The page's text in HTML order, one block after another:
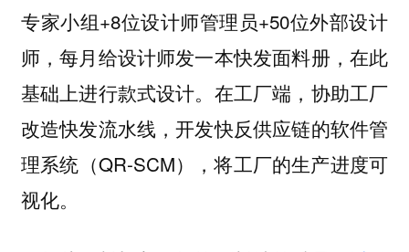
专家小组+8位设计师管理员+50位外部设计
师，每月给设计师发一本快发面料册，在此
基础上进行款式设计。在工厂端，协助工厂
改造快发流水线，开发快反供应链的软件管
理系统（QR-SCM），将工厂的生产进度可
视化。